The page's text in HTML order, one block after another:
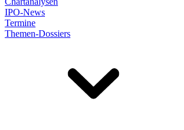
IPO-News
Termine
Themen-Dossiers